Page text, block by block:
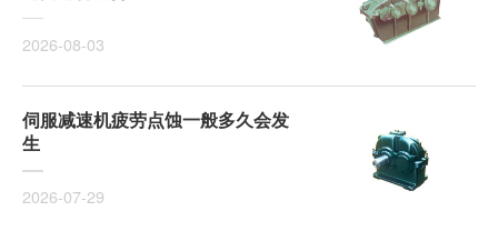
2026-08-03
伺服减速机疲劳点蚀一般多久会发
生
2026-07-29